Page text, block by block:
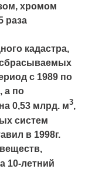
хромом
раза
кадастра,
с 1989 по
, а по
0,53 млрд. м3,
систем
в 1998г.
10-летний